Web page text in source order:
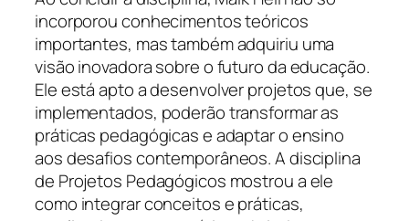
incorporou conhecimentos teóricos
importantes, mas também adquiriu uma
visão inovadora sobre o futuro da educação.
Ele está apto a desenvolver projetos que, se
implementados, poderão transformar as
práticas pedagógicas e adaptar o ensino
aos desafios contemporâneos. A disciplina
de Projetos Pedagógicos mostrou a ele
como integrar conceitos e práticas,